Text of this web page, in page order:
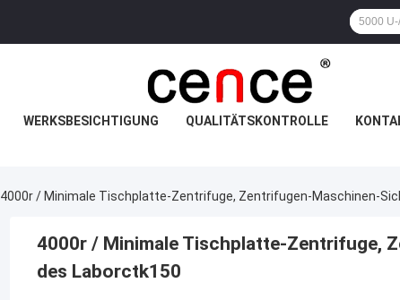
WERKSBESICHTIGUNG QUALITÄTSKONTROLLE
4000r / Minimale Tischplatte-Zentrifuge, Zentrifugen-Maschinen-
4000r / Minimale Tischplatte-Zentrifuge,
des Laborctk150